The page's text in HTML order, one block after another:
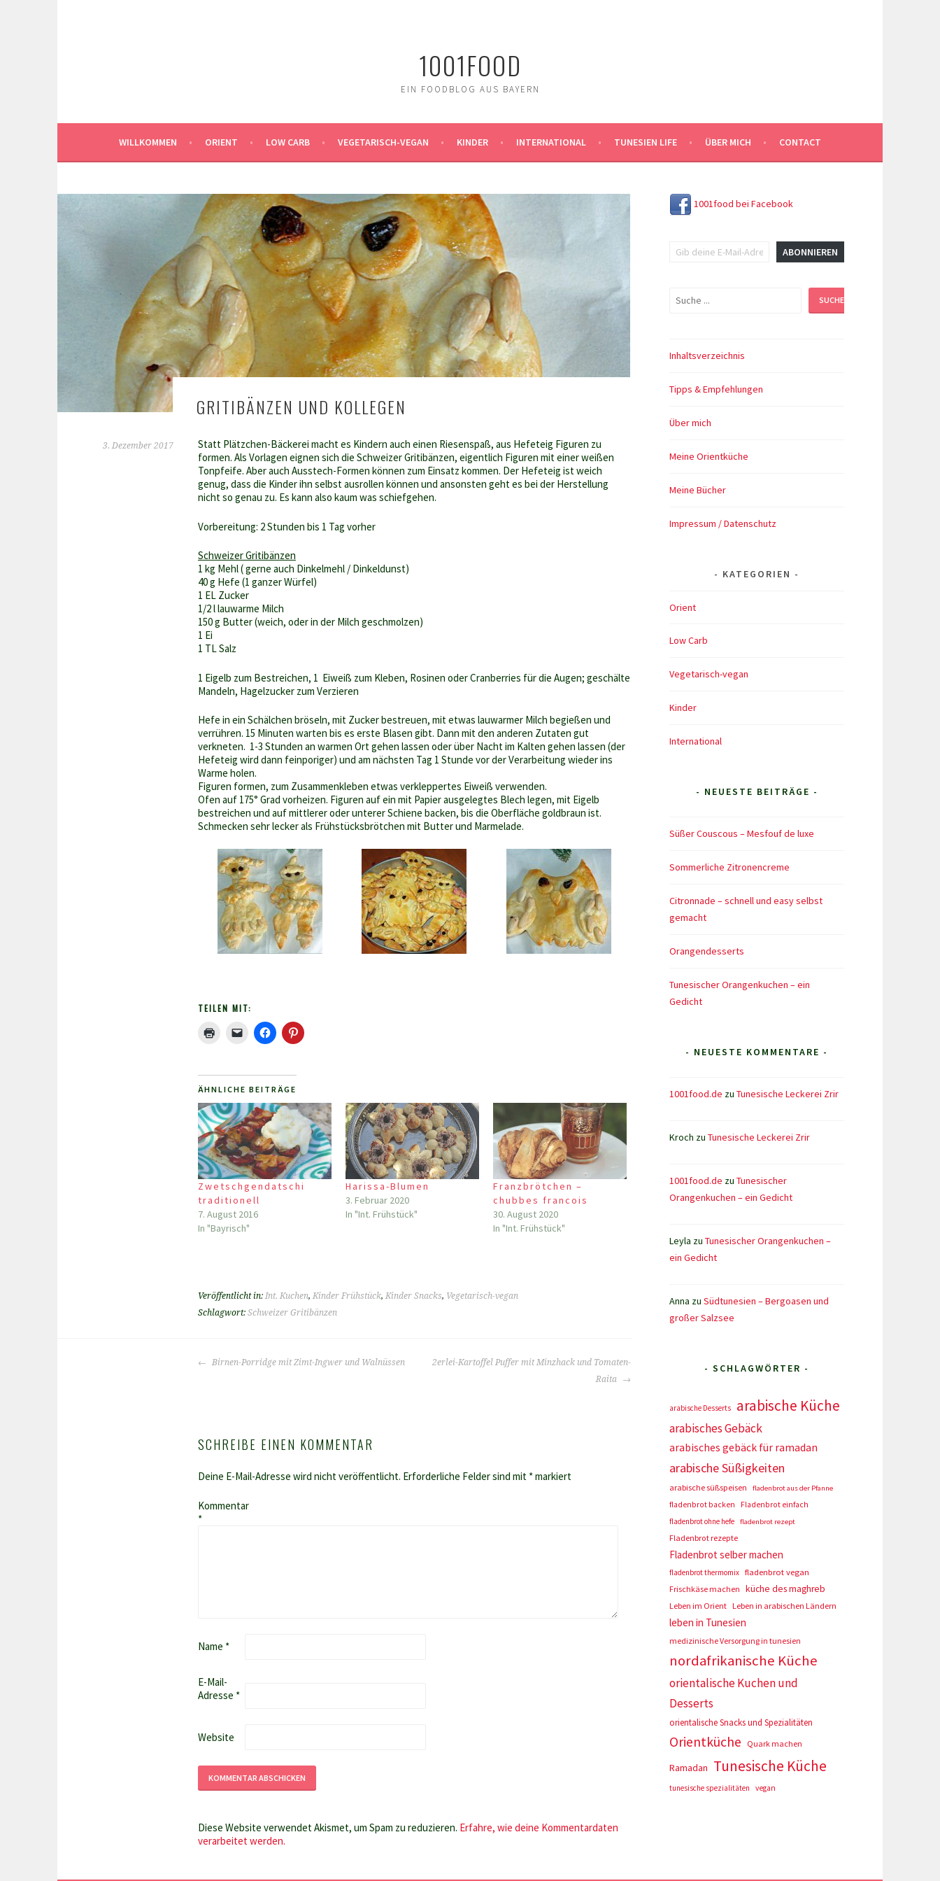
1001FOOD
EIN FOODBLOG AUS BAYERN
WILLKOMMEN ORIENT LOW CARB VEGETARISCH-VEGAN KINDER INTERNATIONAL TUNESIEN LIFE ÜBER MICH CONTACT
GRITIBÄNZEN UND KOLLEGEN
3. Dezember 2017
Statt Plätzchen-Bäckerei macht es Kindern auch einen Riesenspaß, aus Hefeteig Figuren zu
formen. Als Vorlagen eignen sich die Schweizer Gritibänzen, eigentlich Figuren mit einer weißen
Tonpfeife. Aber auch Ausstech-Formen können zum Einsatz kommen. Der Hefeteig ist weich
genug, dass die Kinder ihn selbst ausrollen können und ansonsten geht es bei der Herstellung
nicht so genau zu. Es kann also kaum was schiefgehen.
Vorbereitung: 2 Stunden bis 1 Tag vorher
Schweizer Gritibänzen
1 kg Mehl ( gerne auch Dinkelmehl / Dinkeldunst)
40 g Hefe (1 ganzer Würfel)
1 EL Zucker
1/2 l lauwarme Milch
150 g Butter (weich, oder in der Milch geschmolzen)
1 Ei
1 TL Salz
1 Eigelb zum Bestreichen, 1 Eiweiß zum Kleben, Rosinen oder Cranberries für die Augen; geschälte
Mandeln, Hagelzucker zum Verzieren
Hefe in ein Schälchen bröseln, mit Zucker bestreuen, mit etwas lauwarmer Milch begießen und
verrühren. 15 Minuten warten bis es erste Blasen gibt. Dann mit den anderen Zutaten gut
verkneten. 1-3 Stunden an warmen Ort gehen lassen oder über Nacht im Kalten gehen lassen (der
Hefeteig wird dann feinporiger) und am nächsten Tag 1 Stunde vor der Verarbeitung wieder ins
Warme holen.
Figuren formen, zum Zusammenkleben etwas verkleppertes Eiweiß verwenden.
Ofen auf 175° Grad vorheizen. Figuren auf ein mit Papier ausgelegtes Blech legen, mit Eigelb
bestreichen und auf mittlerer oder unterer Schiene backen, bis die Oberfläche goldbraun ist.
Schmecken sehr lecker als Frühstücksbrötchen mit Butter und Marmelade.
TEILEN MIT:
ÄHNLICHE BEITRÄGE
Zwetschgendatschi
traditionell
7. August 2016
In "Bayrisch"
Harissa-Blumen
3. Februar 2020
In "Int. Frühstück"
Franzbrötchen –
chubbes francois
30. August 2020
In "Int. Frühstück"
Veröffentlicht in: Int. Kuchen, Kinder Frühstück, Kinder Snacks, Vegetarisch-vegan
Schlagwort: Schweizer Gritibänzen
BEITRAGS-
Birnen-Porridge mit Zimt-Ingwer und Walnüssen
2erlei-Kartoffel Puffer mit Minzhack und Tomaten-
Raita
SCHREIBE EINEN KOMMENTAR
Deine E-Mail-Adresse wird nicht veröffentlicht. Erforderliche Felder sind mit *markiert
Kommentar
*
Name *
E-Mail-
Adresse *
Website
Diese Website verwendet Akismet, um Spam zu reduzieren. Erfahre, wie deine Kommentardaten
verarbeitet werden.
1001food bei Facebook
ABONNIEREN
Suchen SUCHEN
Inhaltsverzeichnis
Tipps & Empfehlungen
Über mich
Meine Orientküche
Meine Bücher
Impressum / Datenschutz
KATEGORIEN
Orient
Low Carb
Vegetarisch-vegan
Kinder
International
- NEUESTE BEITRÄGE -
Süßer Couscous – Mesfouf de luxe
Sommerliche Zitronencreme
Citronnade – schnell und easy selbst
gemacht
Orangendesserts
Tunesischer Orangenkuchen – ein
Gedicht
- NEUESTE KOMMENTARE -
1001food.de zu Tunesische Leckerei Zrir
Kroch zu Tunesische Leckerei Zrir
1001food.de zu Tunesischer
Orangenkuchen – ein Gedicht
Leyla zu Tunesischer Orangenkuchen –
ein Gedicht
Anna zu Südtunesien – Bergoasen und
großer Salzsee
- SCHLAGWÖRTER -
arabische Desserts arabische Küche
arabisches Gebäck
arabisches gebäck für ramadan
arabische Süßigkeiten
arabische süßspeisen fladenbrot aus der Pfanne
fladenbrot backen
Fladenbrot einfach
fladenbrot ohne hefe
fladenbrot rezept
Fladenbrot rezepte
Fladenbrot selber machen
fladenbrot thermomix fladenbrot vegan
Frischkäse machen küche des maghreb
Leben im Orient Leben in arabischen Ländern
leben in Tunesien
medizinische Versorgung in tunesien
nordafrikanische Küche
orientalische Kuchen und
Desserts
orientalische Snacks und Spezialitäten
Orientküche Quark machen
Ramadan Tunesische Küche
tunesische spezialitäten vegan